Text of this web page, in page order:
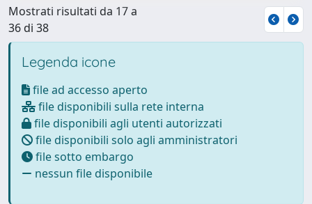
Mostrati risultati da 17 a
36 di 38
Legenda icone
file ad accesso aperto
file disponibili sulla rete interna
file disponibili agli utenti autorizzati
file disponibili solo agli amministratori
file sotto embargo
nessun file disponibile